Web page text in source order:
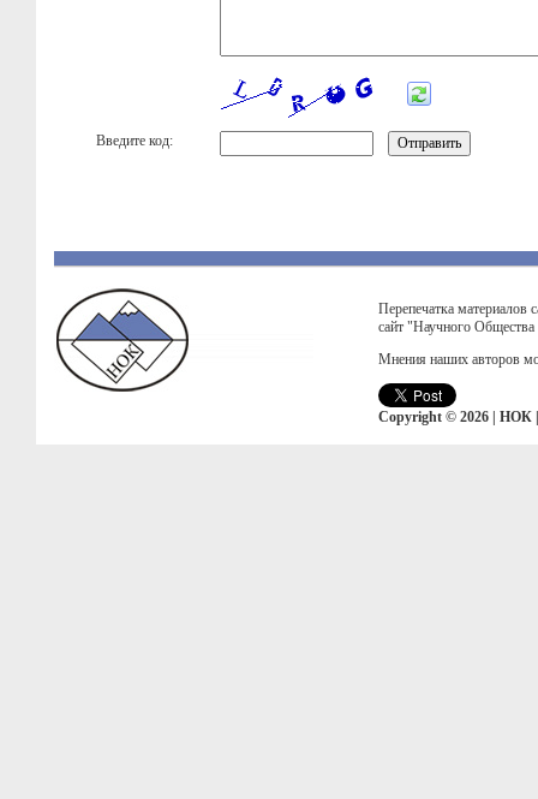
Введите код:
Перепечатка материалов
сайт "Научного
Мнения наших авторов
Copyright © 2026 | НОК